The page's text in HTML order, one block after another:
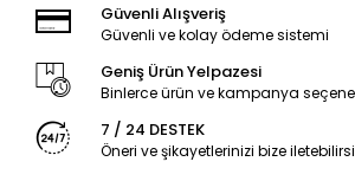
Güvenli Alışveriş
Güvenli ve kolay ödeme sistemi
Geniş Ürün Yelpazesi
Binlerce ürün ve kampanya
7 / 24 DESTEK
Öneri ve şikayetlerinizi bize